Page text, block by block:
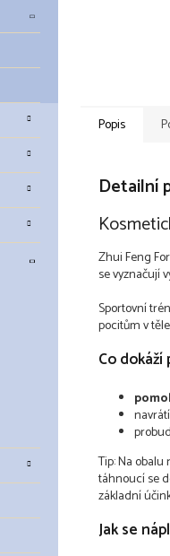
Popis
Detailní
Zhui Feng
se vyznačují
Sportovní
pocitům v
Co
Tip: Na obalu
táhnoucí se
základní
Jak se